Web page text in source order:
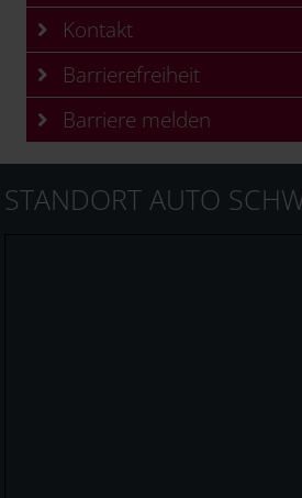
Kontakt
Barrierefreiheit
Barriere melden
STANDORT AUTO